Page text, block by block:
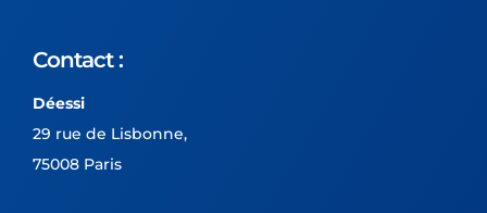
Contact :
Déessi
29 rue de Lisbonne,
75008 Paris